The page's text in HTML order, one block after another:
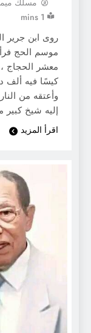
1 mins
روى ابن جرير
موسم الحج
معشر الحجاج
كيسًا فيه ألف
وأعتقه من
إليه شيخ
اقرأ المزيد